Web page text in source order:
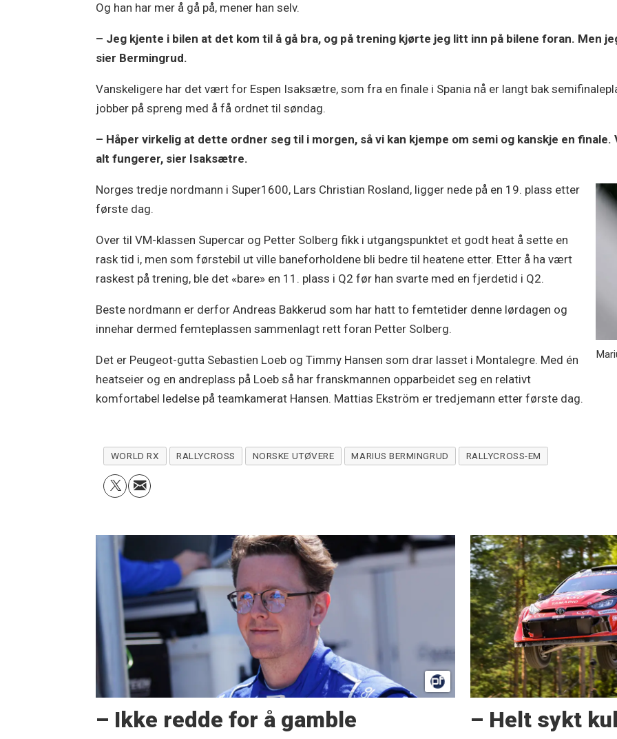
Og han har mer å gå på, mener han selv.
– Jeg kjente i bilen at det kom til å gå bra, og på trening kjørte jeg litt inn på bilene foran. Men
sier Bermingrud.
Vanskeligere har det vært for Espen Isaksætre, som fra en finale i Spania nå er langt bak
jobber på spreng med å få ordnet til søndag.
– Håper virkelig at dette ordner seg til i morgen, så vi kan kjempe om semi og kanskje en
alt fungerer, sier Isaksætre.
Norges tredje nordmann i Super1600, Lars Christian Rosland, ligger nede på en 19. plass etter
første dag.
Over til VM-klassen Supercar og Petter Solberg fikk i utgangspunktet et godt heat å sette en
rask tid i, men som førstebil ut ville baneforholdene bli bedre til heatene etter. Etter å ha vært
raskest på trening, ble det «bare» en 11. plass i Q2 før han svarte med en fjerdetid i Q2.
Beste nordmann er derfor Andreas Bakkerud som har hatt to femtetider denne lørdagen og
innehar dermed femteplassen sammenlagt rett foran Petter Solberg.
Det er Peugeot-gutta Sebastien Loeb og Timmy Hansen som drar lasset i Montalegre. Med én
heatseier og en andreplass på Loeb så har franskmannen opparbeidet seg en relativt
komfortabel ledelse på teamkamerat Hansen. Mattias Ekström er tredjemann etter første dag.
WORLD RX RALLYCROSS NORSKE UTØVERE MARIUS BERMINGRUD RALLYCROSS-EM
– Ikke redde for å gamble – Helt sykt